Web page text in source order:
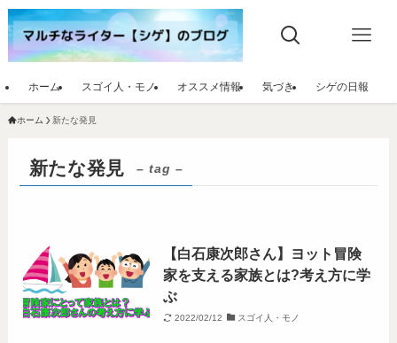
ホーム スゴイ人・モノ オススメ情報 気づき シゲの日報
ホーム 新たな発見
新たな発見 – tag –
【白石康次郎さん】ヨット冒険
家を支える家族とは?考え方に学
ぶ
2022/02/12 スゴイ人・モノ